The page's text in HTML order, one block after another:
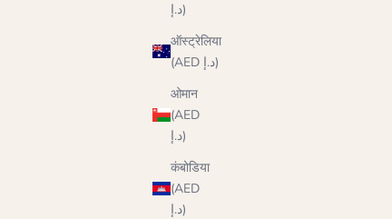
د.إ)
ऑस्ट्रेलिया
(AED د.إ)
ओमान
(AED
د.إ)
कंबोडिया
(AED
د.إ)